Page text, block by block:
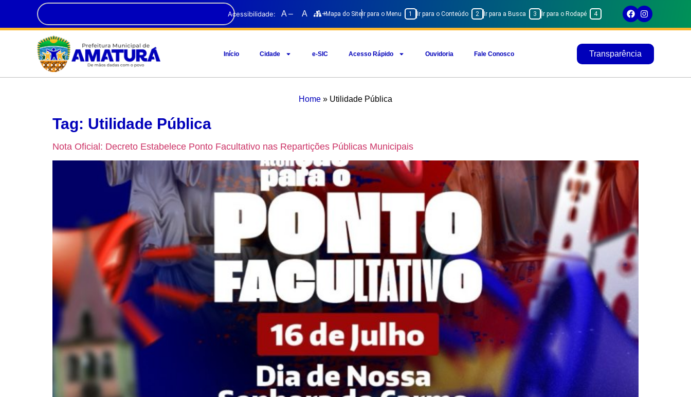
Acessibilidade: A – A A+Mapa do Site Ir para o Menu 1 Ir para o Conteúdo 2 Ir para a Busca 3 Ir para o Rodapé 4
Início Cidade e-SIC Acesso Rápido Ouvidoria Fale Conosco Transparência
Home » Utilidade Pública
Tag: Utilidade Pública
Nota Oficial: Decreto Estabelece Ponto Facultativo nas Repartições Públicas Municipais